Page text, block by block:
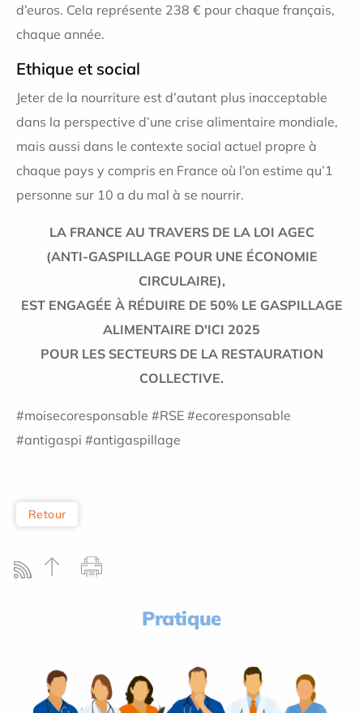
d’euros. Cela représente 238 € pour chaque français,
chaque année.
Ethique et social
Jeter de la nourriture est d’autant plus inacceptable
dans la perspective d’une crise alimentaire mondiale,
mais aussi dans le contexte social actuel propre à
chaque pays y compris en France où l’on estime qu’1
personne sur 10 a du mal à se nourrir.
LA FRANCE AU TRAVERS DE LA LOI AGEC
(ANTI-GASPILLAGE POUR UNE ÉCONOMIE
CIRCULAIRE),
EST ENGAGÉE À RÉDUIRE DE 50% LE GASPILLAGE
ALIMENTAIRE D'ICI 2025
POUR LES SECTEURS DE LA RESTAURATION
COLLECTIVE.
#moisecoresponsable #RSE #ecoresponsable
#antigaspi #antigaspillage
Retour
Pratique